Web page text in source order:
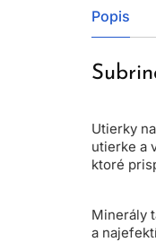
Popis
Utierky
utierke a
ktoré
Minerály
a